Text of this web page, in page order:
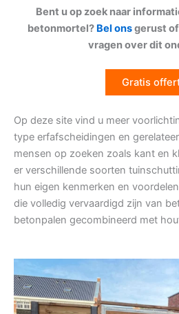
Bent u op zoek naar
betonmortel? Bel onsgerust
vragen over dit
Gratis
Op deze site vind u meer
type erfafscheidingen en
mensen op zoeken zoals kant en
er verschillende soorten
hun eigen kenmerken en
die volledig vervaardigd zijn van
betonpalen gecombineerd met